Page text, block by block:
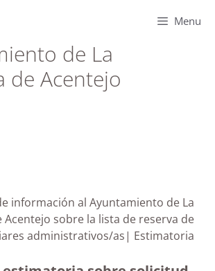
Menu
de La
de Acentejo
información al Ayuntamiento de La
Acentejo sobre la lista de reserva de
administrativos/as| Estimatoria